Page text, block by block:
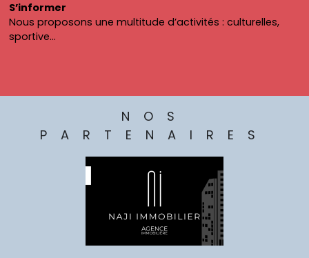
S’informer
Nous proposons une multitude d’activités : culturelles,
sportive…
NOS
PARTENAIRES